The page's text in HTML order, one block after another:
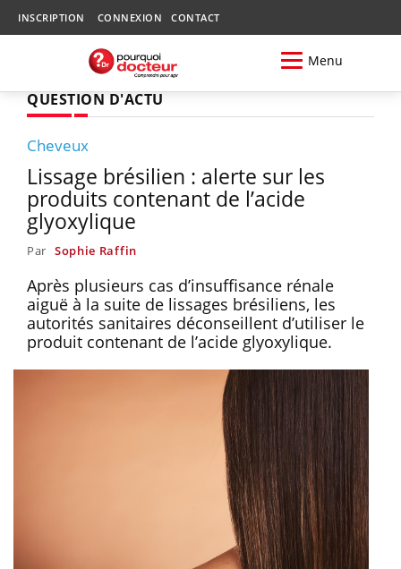
INSCRIPTION CONNEXION CONTACT
Menu
QUESTION D'ACTU
Cheveux
Lissage brésilien : alerte sur les
produits contenant de l’acide
glyoxylique
Par Sophie Raffin
Après plusieurs cas d’insuffisance rénale
aiguë à la suite de lissages brésiliens, les
autorités sanitaires déconseillent d’utiliser le
produit contenant de l’acide glyoxylique.